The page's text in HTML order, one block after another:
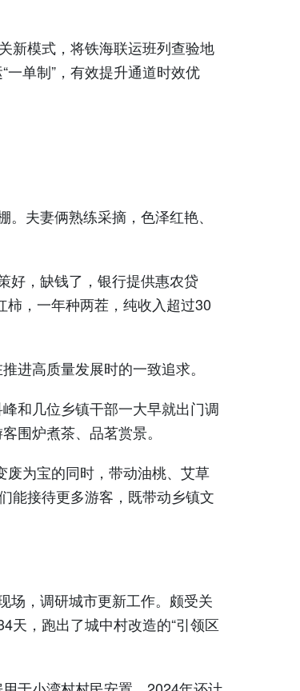
模式，将铁海联运班列查验地
单制”，有效提升通道时效优
夫妻俩熟练采摘，色泽红艳、
，缺钱了，银行提供惠农贷
，一年种两茬，纯收入超过30
高质量发展时的一致追求。
和几位乡镇干部一大早就出门调
围炉煮茶、品茗赏景。
为宝的同时，带动油桃、艾草
能接待更多游客，既带动乡镇文
，调研城市更新工作。颇受关
天，跑出了城中村改造的“引领区